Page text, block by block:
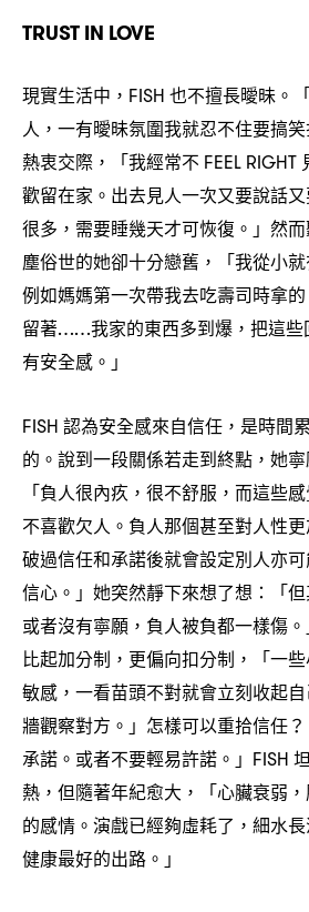
TRUST IN LOVE
現實生活中 ，FISH 也不擅長曖昧。
人 ， 一有曖昧氛圍我就忍不住要搞
熱衷交際 ， 「我經常不 FEEL RIGHT
歡留在家。出去見人一次又要說話
很多 ， 需要睡幾天才可恢復。」然
塵俗世的她卻十分戀舊 ，
「我從小
例如媽媽第一次帶我去吃壽司時拿的
留著……我家的東西多到爆 ， 把這些
有安全感。」
FISH 認為安全感來自信任 ， 是時間
的。說到一段關係若走到終點 ， 她
「負人很內疚 ， 很不舒服 ， 而這些
不喜歡欠人。負人那個甚至對人性
破過信任和承諾後就會設定別人亦
信心。」她突然靜下來想了想 ： 「
或者沒有寧願 ， 負人被負都一樣傷。
比起加分制 ， 更偏向扣分制 ，
「一
敏感 ， 一看苗頭不對就會立刻收起
牆觀察對方。」怎樣可以重拾信任？
承諾。或者不要輕易許諾。」 FISH
熱 ， 但隨著年紀愈大 ， 「心臟衰弱 ，
的感情。演戲已經夠虛耗了 ， 細水
健康最好的出路。」